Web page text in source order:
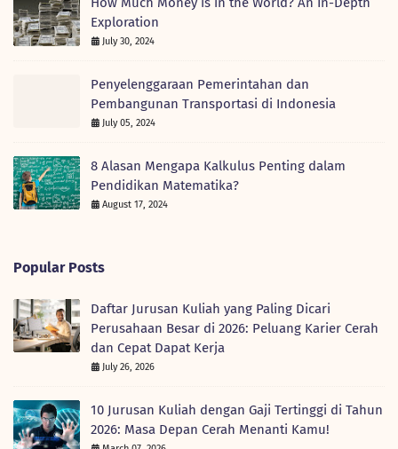
Exploration
July 30, 2024
Penyelenggaraan Pemerintahan dan
Pembangunan Transportasi di Indonesia
July 05, 2024
8 Alasan Mengapa Kalkulus Penting dalam
Pendidikan Matematika?
August 17, 2024
Popular Posts
Daftar Jurusan Kuliah yang Paling Dicari
Perusahaan Besar di 2026: Peluang Karier Cerah
dan Cepat Dapat Kerja
July 26, 2026
10 Jurusan Kuliah dengan Gaji Tertinggi di Tahun
2026: Masa Depan Cerah Menanti Kamu!